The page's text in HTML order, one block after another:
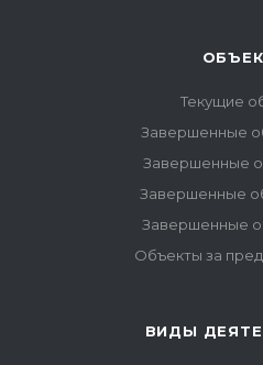
Текущие
Завершенные
Завершенные
Завершенные
Завершенные
Объекты за
ВИДЫ